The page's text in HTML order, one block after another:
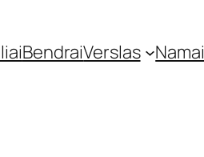
BendraiVerslas Namai